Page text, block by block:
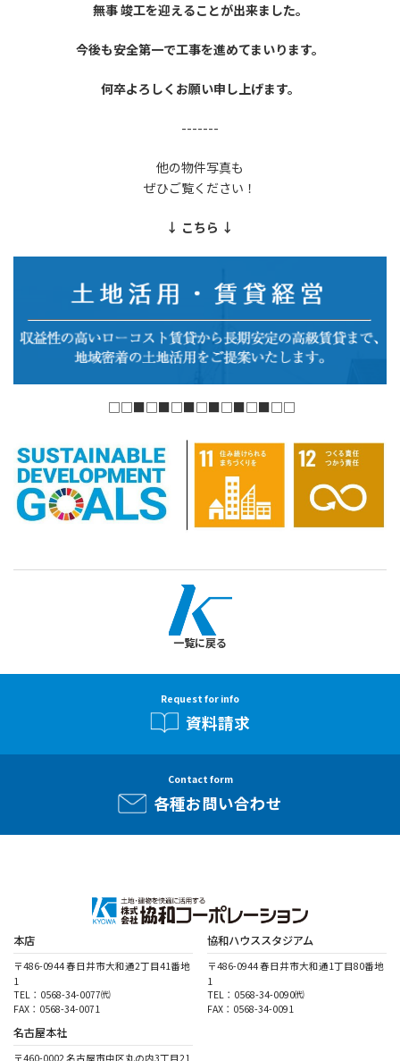
無事 竣工を迎えることが出来ました。
今後も安全第一で工事を進めてまいります。
何卒よろしくお願い申し上げます。
-------
他の物件写真も
ぜひご覧ください！
↓ こちら ↓
□□■□■□■□■□■□■□□
一覧に戻る
Request for info
資料請求
Contact form
各種お問い合わせ
本店
〒486-0944 春日井市大和通2丁目41番地
1
TEL：0568-34-0077㈹
FAX：0568-34-0071
協和ハウススタジアム
〒486-0944 春日井市大和通1丁目80番地
1
TEL：0568-34-0090㈹
FAX：0568-34-0091
名古屋本社
〒460-0002 名古屋市中区丸の内3丁目21